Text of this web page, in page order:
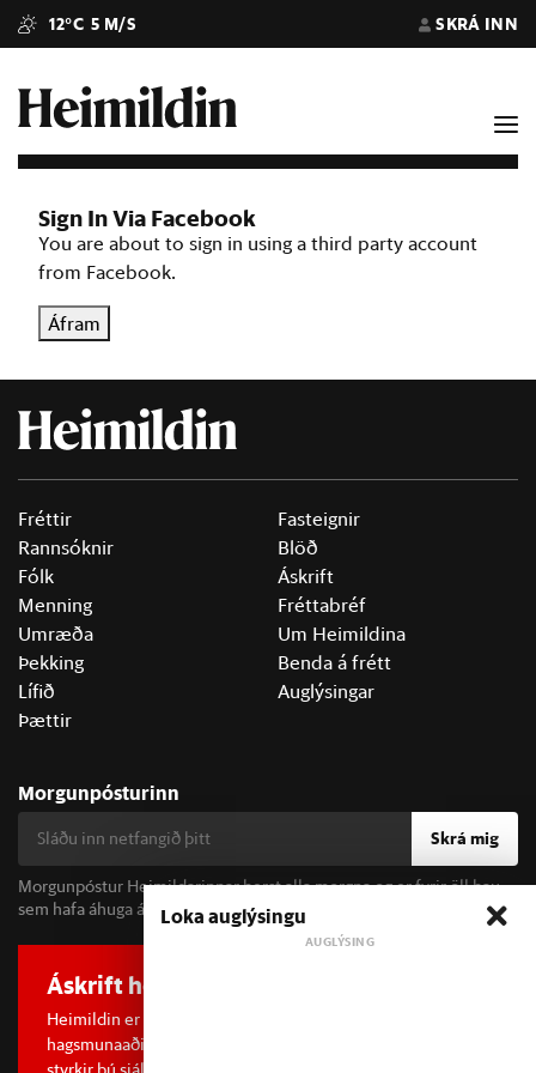
12°C 5 M/S SKRÁ INN
Sign In Via Facebook
You are about to sign in using a third party account
from Facebook.
Áfram
Fréttir
Rannsóknir
Fólk
Menning
Umræða
Þekking
Lífið
Þættir
Fasteignir
Blöð
Áskrift
Fréttabréf
Um Heimildina
Benda á frétt
Auglýsingar
Morgunpósturinn
Skrá mig
Morgunpóstur Heimildarinnar berst alla morgna og er fyrir öll þau
sem hafa áhuga á fréttum og þjóðfélagsumræðu.
Áskrift hefur áhrif
Heimildin er í dreifðu eignarhaldi og óháð
hagsmunaaðilum. Með því að kaupa áskrift að Heimildinni
Loka auglýsingu